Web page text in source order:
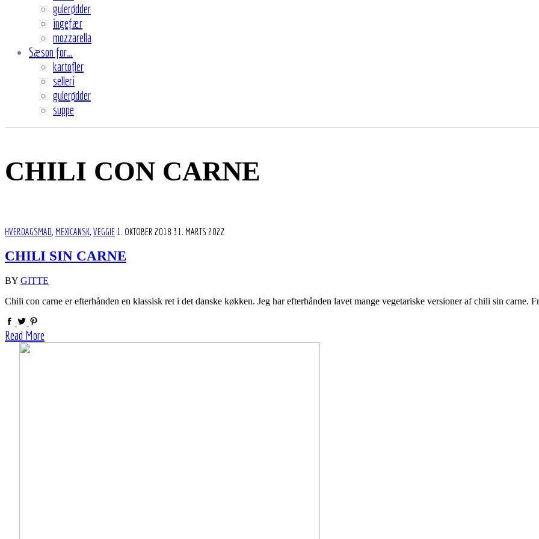
gulerødder
ingefær
mozzarella
Sæson for…
kartofler
selleri
gulerødder
suppe
CHILI CON CARNE
HVERDAGSMAD, MEXICANSK, VEGGIE 1. OKTOBER 2018 31. MARTS 2022
CHILI SIN CARNE
BY GITTE
Chili con carne er efterhånden en klassisk ret i det danske køkken. Jeg har efterhånden lavet mange vegetariske versioner af chili sin carne.
Read More